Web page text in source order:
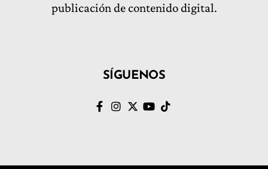
publicación de contenido digital.
SÍGUENOS